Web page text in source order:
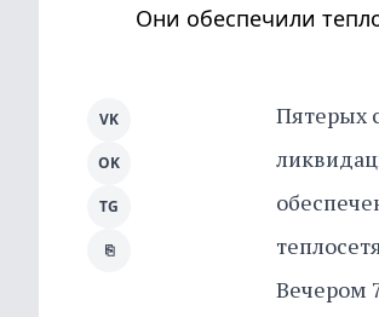
Они обеспечили
Пятерых
Вечером
VK
OK
TG
⎘